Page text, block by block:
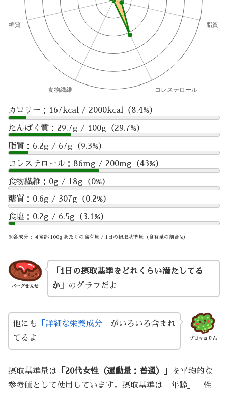
カロリー：167kcal / 2000kcal（8.4%）
たんぱく質：29.7g / 100g（29.7%）
脂質：6.2g / 67g（9.3%）
コレステロール：86mg / 200mg（43%）
食物繊維：0g / 18g（0%）
糖質：0.6g / 307g（0.2%）
食塩：0.2g / 6.5g（3.1%）
※各成分：可食部 100g あたりの含有量 / 1日の摂取基準量（含有量の割合%）
バーグせんせ
「1日の摂取基準をどれくらい満たしてる
か」
のグラフだよ
ブロッコりん
他にも 「詳細な栄養成分」
がいろいろ含まれ
てるよ
摂取基準量は 「20代女性（運動量：普通）」
を平均的な
参考値として使用しています。摂取基準は「年齢」「性